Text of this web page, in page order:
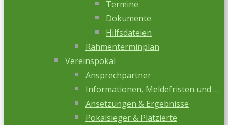
Termine
Dokumente
Hilfsdateien
Rahmenterminplan
Vereinspokal
Ansprechpartner
Informationen, Meldefristen und …
Ansetzungen & Ergebnisse
Pokalsieger & Platzierte